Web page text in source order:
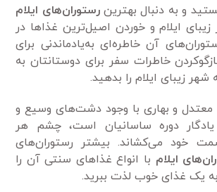
و به ‌دنبال بهترینرستوران‌های ایلام
ایلام و خوردن اصیل‌ترین غذاها در
آن خاطره‌ای به‌یاد‌ماندنی برای
خاطرات سفر برای دوستانتان به
شهر زیبای ایلام را بدهید.
معتدل و بهاری با وجود دشت‌های وسیع و
یادگار دوره ساسانیان است، چشم هر
خود می‌کشاند. بیشتر رستوران‌های
ایلام با انواع غذاهای سنتی آن را
یک غذای خوب لذت ببرید.